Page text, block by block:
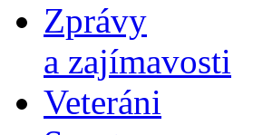
Zprávy
a zajímavosti
Veteráni